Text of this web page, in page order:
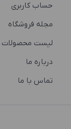
حساب کاربری
مجله فروشگاه
لیست محصولات
درباره ما
تماس با ما